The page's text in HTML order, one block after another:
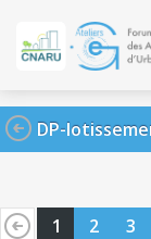
DP-
1 2 3